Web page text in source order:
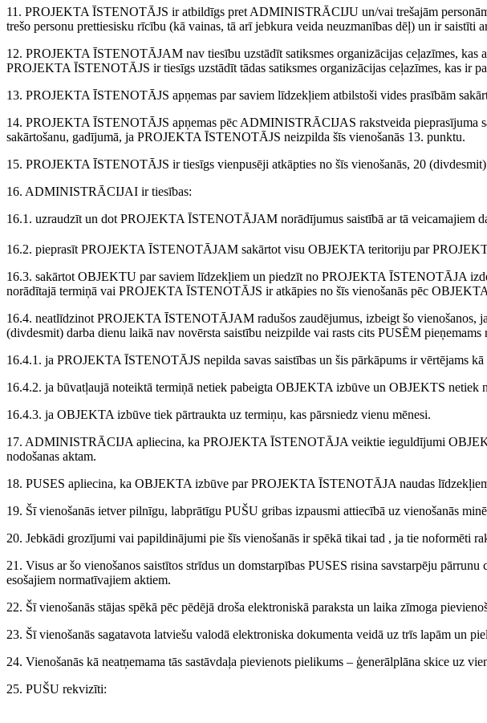
11. PROJEKTA ĪSTENOTĀJS ir atbildīgs pret ADMINISTRĀCIJU un/vai trešajām
trešo personu prettiesisku rīcību (kā vainas, tā arī jebkura veida neuzmanības dēļ) un ir saistīti
12. PROJEKTA ĪSTENOTĀJAM nav tiesību uzstādīt satiksmes organizācijas ceļazīmes,
PROJEKTA ĪSTENOTĀJS ir tiesīgs uzstādīt tādas satiksmes organizācijas ceļazīmes, kas ir
13. PROJEKTA ĪSTENOTĀJS apņemas par saviem līdzekļiem atbilstoši vides prasībām
14. PROJEKTA ĪSTENOTĀJS apņemas pēc ADMINISTRĀCIJAS rakstveida pieprasījuma
sakārtošanu, gadījumā, ja PROJEKTA ĪSTENOTĀJS neizpilda šīs vienošanās 13. punktu.
15. PROJEKTA ĪSTENOTĀJS ir tiesīgs vienpusēji atkāpties no šīs vienošanās, 20
16. ADMINISTRĀCIJAI ir tiesības:
16.1. uzraudzīt un dot PROJEKTA ĪSTENOTĀJAM norādījumus saistībā ar tā veicamajiem
16.2. pieprasīt PROJEKTA ĪSTENOTĀJAM sakārtot visu OBJEKTA teritoriju par
16.3. sakārtot OBJEKTU par saviem līdzekļiem un piedzīt no PROJEKTA ĪSTENOTĀJA
norādītajā termiņā vai PROJEKTA ĪSTENOTĀJS ir atkāpies no šīs vienošanās pēc
16.4. neatlīdzinot PROJEKTA ĪSTENOTĀJAM radušos zaudējumus, izbeigt šo
(divdesmit) darba dienu laikā nav novērsta saistību neizpilde vai rasts cits PUSĒM pieņemams
16.4.1. ja PROJEKTA ĪSTENOTĀJS nepilda savas saistības un šis pārkāpums ir vērtējams kā
16.4.2. ja būvatļaujā noteiktā termiņā netiek pabeigta OBJEKTA izbūve un OBJEKTS
16.4.3. ja OBJEKTA izbūve tiek pārtraukta uz termiņu, kas pārsniedz vienu mēnesi.
17. ADMINISTRĀCIJA apliecina, ka PROJEKTA ĪSTENOTĀJA veiktie ieguldījumi
nodošanas aktam.
18. PUSES apliecina, ka OBJEKTA izbūve par PROJEKTA ĪSTENOTĀJA naudas
19. Šī vienošanās ietver pilnīgu, labprātīgu PUŠU gribas izpausmi attiecībā uz vienošanās
20. Jebkādi grozījumi vai papildinājumi pie šīs vienošanās ir spēkā tikai tad , ja tie noformēti
21. Visus ar šo vienošanos saistītos strīdus un domstarpības PUSES risina savstarpēju
esošajiem normatīvajiem aktiem.
22. Šī vienošanās stājas spēkā pēc pēdējā droša elektroniskā paraksta un laika zīmoga
23. Šī vienošanās sagatavota latviešu valodā elektroniska dokumenta veidā uz trīs lapām un
24. Vienošanās kā neatņemama tās sastāvdaļa pievienots pielikums – ģenerālplāna skice uz
25. PUŠU rekvizīti: